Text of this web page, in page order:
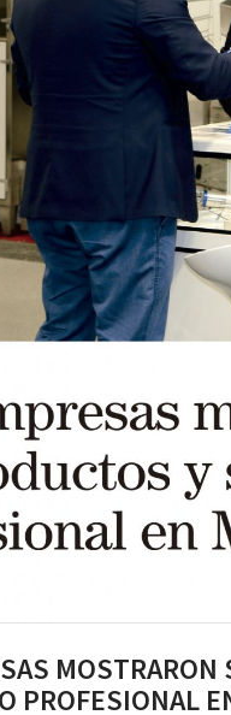
PROFESIONAL